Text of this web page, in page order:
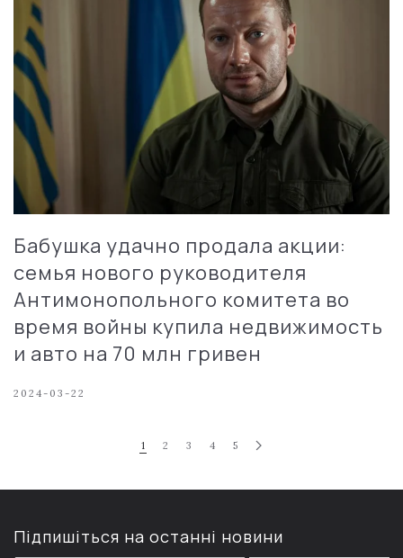
Бабушка удачно продала акции:
семья нового руководителя
Антимонопольного комитета во
время войны купила недвижимость
и авто на 70 млн гривен
2024-03-22
1 2 3 4 5
Підпишіться на останні новини